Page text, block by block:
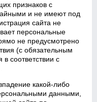
признаков с
и не имеют под
сайта не
персональные
не предусмотрено
(с обязательным
соответствии с
какой‑либо
данными,